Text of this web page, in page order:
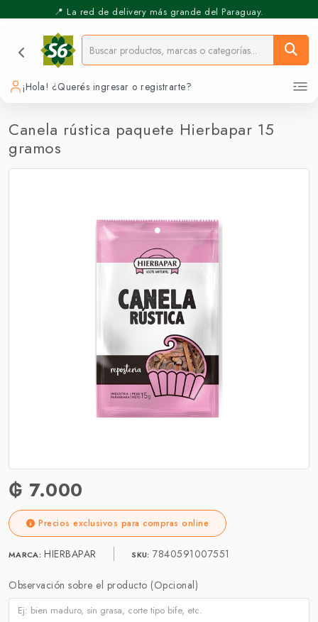
📍 La red de delivery más grande del Paraguay.
⚡️ Pickup Express - Retirás en 30 min.
¡Hola! ¿Querés ingresar o registrarte?
Canela rústica paquete Hierbapar 15
gramos
₲ 7.000
Precios exclusivos para compras online
MARCA: HIERBAPAR SKU: 7840591007551
Observación sobre el producto (Opcional)